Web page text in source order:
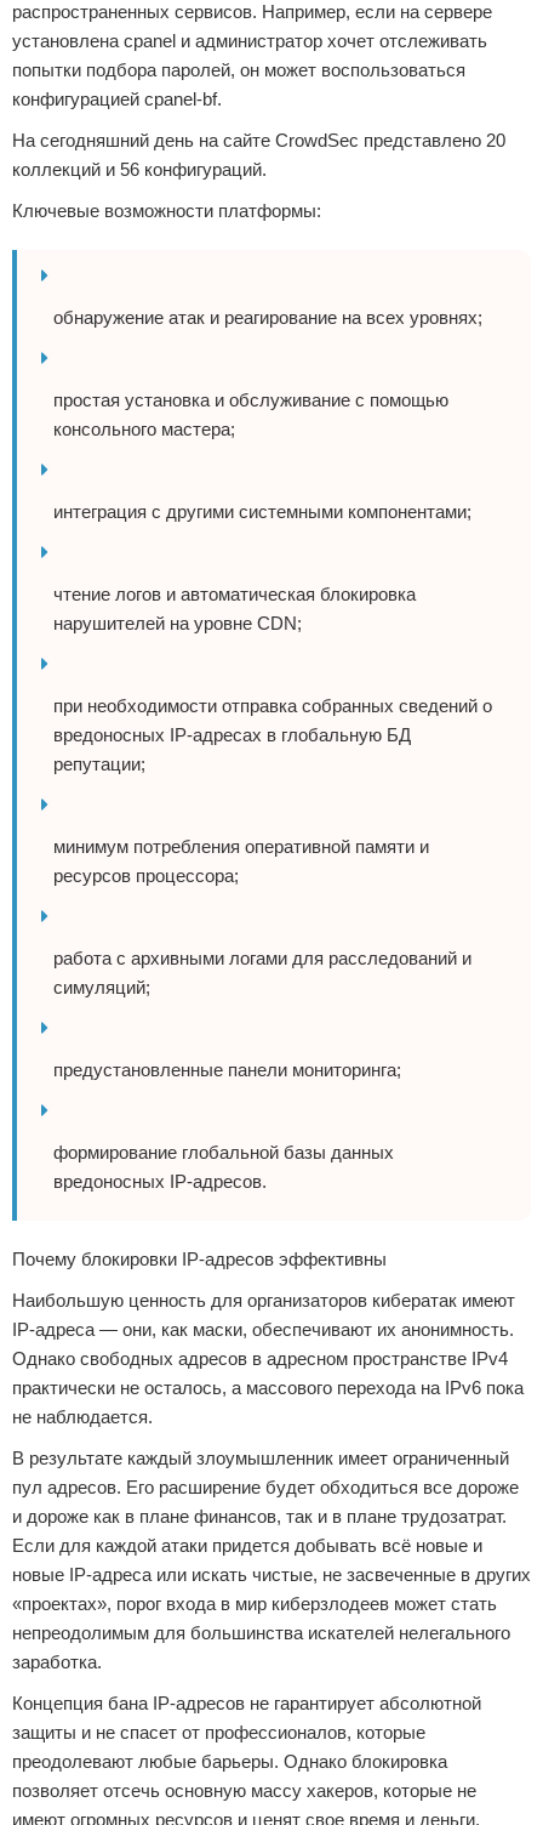
распространенных сервисов. Например, если на сервере
установлена cpanel и администратор хочет отслеживать
попытки подбора паролей, он может воспользоваться
конфигурацией cpanel-bf.
На сегодняшний день на сайте CrowdSec представлено 20
коллекций и 56 конфигураций.
Ключевые возможности платформы:
обнаружение атак и реагирование на всех уровнях;
простая установка и обслуживание с помощью
консольного мастера;
интеграция с другими системными компонентами;
чтение логов и автоматическая блокировка
нарушителей на уровне CDN;
при необходимости отправка собранных сведений о
вредоносных IP-адресах в глобальную БД
репутации;
минимум потребления оперативной памяти и
ресурсов процессора;
работа с архивными логами для расследований и
симуляций;
предустановленные панели мониторинга;
формирование глобальной базы данных
вредоносных IP-адресов.
Почему блокировки IP-адресов эффективны
Наибольшую ценность для организаторов кибератак имеют
IP-адреса — они, как маски, обеспечивают их анонимность.
Однако свободных адресов в адресном пространстве IPv4
практически не осталось, а массового перехода на IPv6 пока
не наблюдается.
В результате каждый злоумышленник имеет ограниченный
пул адресов. Его расширение будет обходиться все дороже
и дороже как в плане финансов, так и в плане трудозатрат.
Если для каждой атаки придется добывать всё новые и
новые IP-адреса или искать чистые, не засвеченные в других
«проектах», порог входа в мир киберзлодеев может стать
непреодолимым для большинства искателей нелегального
заработка.
Концепция бана IP-адресов не гарантирует абсолютной
защиты и не спасет от профессионалов, которые
преодолевают любые барьеры. Однако блокировка
позволяет отсечь основную массу хакеров, которые не
имеют огромных ресурсов и ценят свое время и деньги.